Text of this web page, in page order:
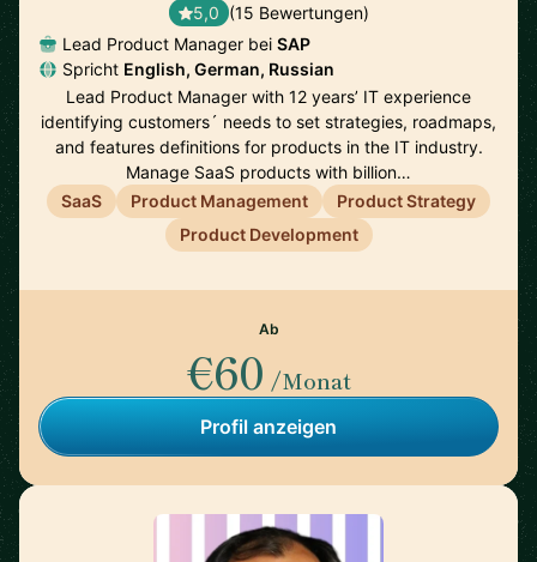
5,0 (15 Bewertungen)
Lead Product Manager bei SAP
Spricht English, German, Russian
Lead Product Manager with 12 years’ IT experience
identifying customers´ needs to set strategies, roadmaps,
and features definitions for products in the IT industry.
Manage SaaS products with billion…
SaaS
Product Management
Product Strategy
Product Development
Ab
€60 /Monat
Profil anzeigen